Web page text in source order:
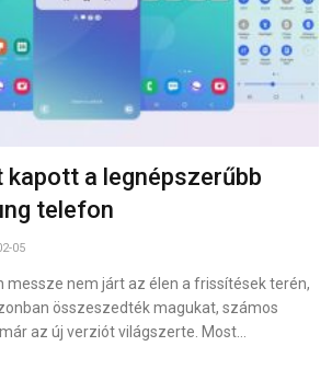
a legnépszerűbb
telefon
05
messze nem járt az élen a frissítések terén,
összeszedték magukat, számos
az új verziót világszerte. Most…